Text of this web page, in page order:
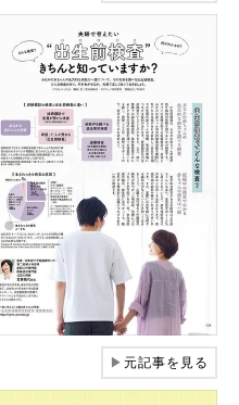
▶元記事を見る